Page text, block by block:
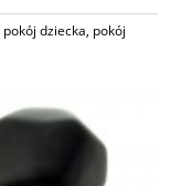
pokój dziecka, pokój